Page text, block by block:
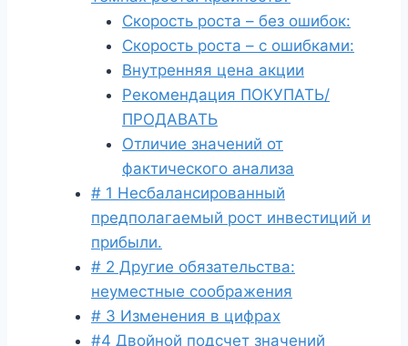
Скорость роста – без ошибок:
Скорость роста – с ошибками:
Внутренняя цена акции
Рекомендация ПОКУПАТЬ/
ПРОДАВАТЬ
Отличие значений от
фактического анализа
# 1 Несбалансированный
предполагаемый рост инвестиций и
прибыли.
# 2 Другие обязательства:
неуместные соображения
# 3 Изменения в цифрах
#4 Двойной подсчет значений